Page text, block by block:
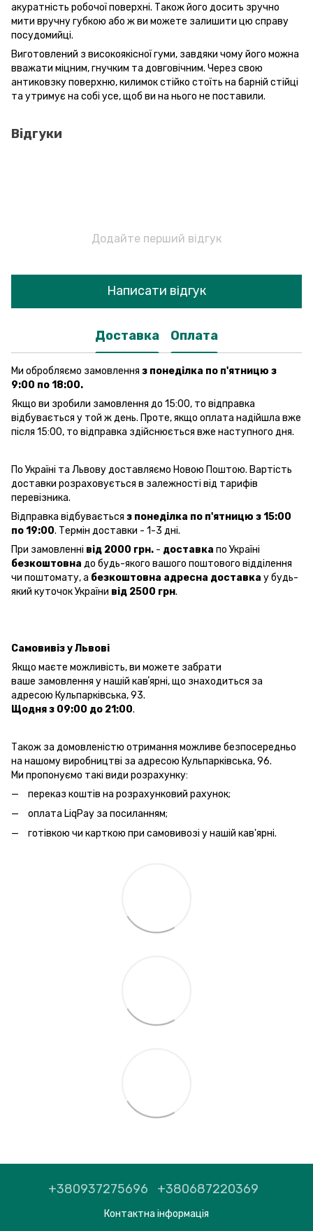
акуратність робочої поверхні. Також його досить зручно
мити вручну губкою або ж ви можете залишити цю справу
посудомийці.
Виготовлений з високоякісної гуми, завдяки чому його можна
вважати міцним, гнучким та довговічним. Через свою
антиковзку поверхню, килимок стійко стоїть на барній стійці
та утримує на собі усе, щоб ви на нього не поставили.
Відгуки
Додайте перший відгук
Написати відгук
Доставка Оплата
Ми обробляємо замовлення з понеділка по п'ятницю з
9:00 по 18:00.
Якщо ви зробили замовлення до 15:00, то відправка
відбувається у той ж день. Проте, якщо оплата надійшла вже
після 15:00, то відправка здійснюється вже наступного дня.
По Україні та Львову доставляємо Новою Поштою. Вартість
доставки розраховується в залежності від тарифів
перевізника.
Відправка відбувається з понеділка по п'ятницю з 15:00
по 19:00. Термін доставки - 1-3 дні.
При замовленні від 2000 грн. - доставка по Україні
безкоштовна до будь-якого вашого поштового відділення
чи поштомату, а безкоштовна адресна доставка у будь-
який куточок України від 2500 грн.
Самовивіз у Львові
Якщо маєте можливість, ви можете забрати
ваше замовлення у нашій кавʼярні, що знаходиться за
адресою Кульпарківська, 93.
Щодня з 09:00 до 21:00.
Також за домовленістю отримання можливе безпосередньо
на нашому виробництві за адресою Кульпарківська, 96.
Ми пропонуємо такі види розрахунку:
переказ коштів на розрахунковий рахунок;
оплата LiqPay за посиланням;
готівкою чи карткою при самовивозі у нашій кав'ярні.
+380937275696 +380687220369
Контактна інформація